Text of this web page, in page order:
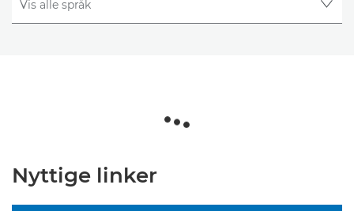
Nyttige linker